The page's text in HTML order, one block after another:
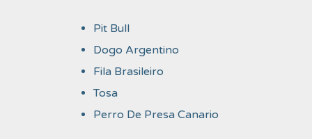
Pit Bull
Dogo Argentino
Fila Brasileiro
Tosa
Perro De Presa Canario